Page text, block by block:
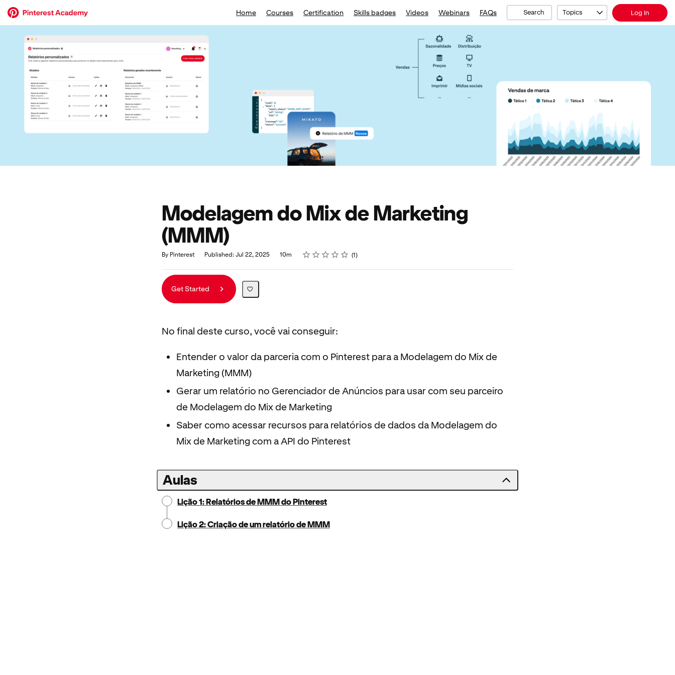
Home Courses Certification Skills badges Videos Webinars FAQs Search Topics Log In
Modelagem do Mix de Marketing
(MMM)
By Pinterest Published: Jul 22, 2025 10m Rating
1 star
2 stars
3 stars
4 stars
5 stars 1
Get Started
No final deste curso, você vai conseguir:
Entender o valor da parceria com o Pinterest para a Modelagem do Mix de
Marketing (MMM)
Gerar um relatório no Gerenciador de Anúncios para usar com seu parceiro
de Modelagem do Mix de Marketing
Saber como acessar recursos para relatórios de dados da Modelagem do
Mix de Marketing com a API do Pinterest
Aulas
Lição 1: Relatórios de MMM do Pinterest
Lição 2: Criação de um relatório de MMM